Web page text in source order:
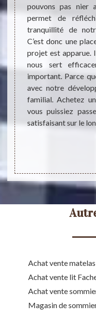
qui
en
de
afin
les
pouvons pas nier
permet de
tranquillité de
C’est donc une
projet est apparue.
nous sert
important. Parce
avec notre
familial. Achetez
vous puissiez
satisfaisant sur le
Achat vente
Achat vente lit
Achat vente
Magasin de